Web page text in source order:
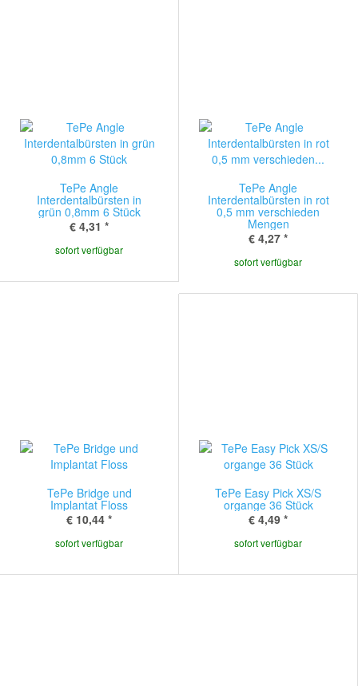
TePe Angle
Interdentalbürsten in
grün 0,8mm 6 Stück
€ 4,31 *
sofort verfügbar
TePe Angle
Interdentalbürsten in rot
0,5 mm verschieden
Mengen
€ 4,27 *
sofort verfügbar
TePe Bridge und
Implantat Floss
€ 10,44 *
sofort verfügbar
TePe Easy Pick XS/S
organge 36 Stück
€ 4,49 *
sofort verfügbar